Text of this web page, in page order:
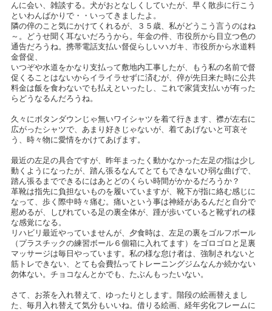
んに会い、雑談する。犬がおとなしくしていたが、早く散歩に行こう
といわんばかりで・・いってきましたよ。
隣の倅のこと気にかけてくれるが、３５歳、私がどうこう言うのはね
～。どうせ聞く耳ないだろうから。年金の件、市役所から目立つ色の
通告だろうね。携帯電話支払い督促らしいハガキ、市役所から水道料
金督促、
いつぞや水道をかなり支払って敷地内工事したが、もう私の名前で督
促くることはないからイライラせずに済むが、倅が先日来た時に公共
料金は飯を食わないでも払えといったし、これで家賃支払いが有った
らどうなるんだろうね。
久々にボタンダウンじゃ無いワイシャツを着て行きます、襟が左右に
広がったシャツで、あまり好きじゃないが、着てあげないと可哀そ
う、時々物に愛情をかけてあげます。
最近の左足の具合ですが、昨年まったく動かなかった左足の指は少し
動くようになったが、踏ん張るなんてとてもできないひ弱な曲げで、
踏ん張るまでできるにはあとどのくらい時間がかかるだろうか？
革靴は指先に負担ないものを履いていますが、靴下が指に絡む感じに
なって、歩く際中時々痛む。痛いという事は神経があるんだと自分で
慰めるが、しびれている足の裏全体が、踵が歩いていると靴ずれの様
な感覚になる。
リハビリ最近やっていませんが、夕食時は、左足の裏をゴルフボール
（プラスチックの練習ボール６個箱に入れてます）をゴロゴロと足裏
マッサージは毎日やっています。私の様な怠け者は、強制されないと
筋トレできない、とても会費払ってトレーニングジムなんか続かない
勿体ない。チョコなんとかでも、たぶんもったいない。
さて、お茶を入れ替えて、ゆったりとします。階段の絵画替えまし
た、毎月入れ替えて気分もいいね。借りる絵画、経年劣化フレームに